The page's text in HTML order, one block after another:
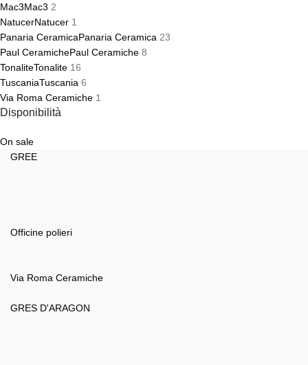
Mac3Mac3 2
NatucerNatucer 1
Panaria CeramicaPanaria Ceramica 23
Paul CeramichePaul Ceramiche 8
TonaliteTonalite 16
TuscaniaTuscania 6
Via Roma Ceramiche 1
Disponibilità
On sale
GREE
Officine polieri
Via Roma Ceramiche
GRES D'ARAGON